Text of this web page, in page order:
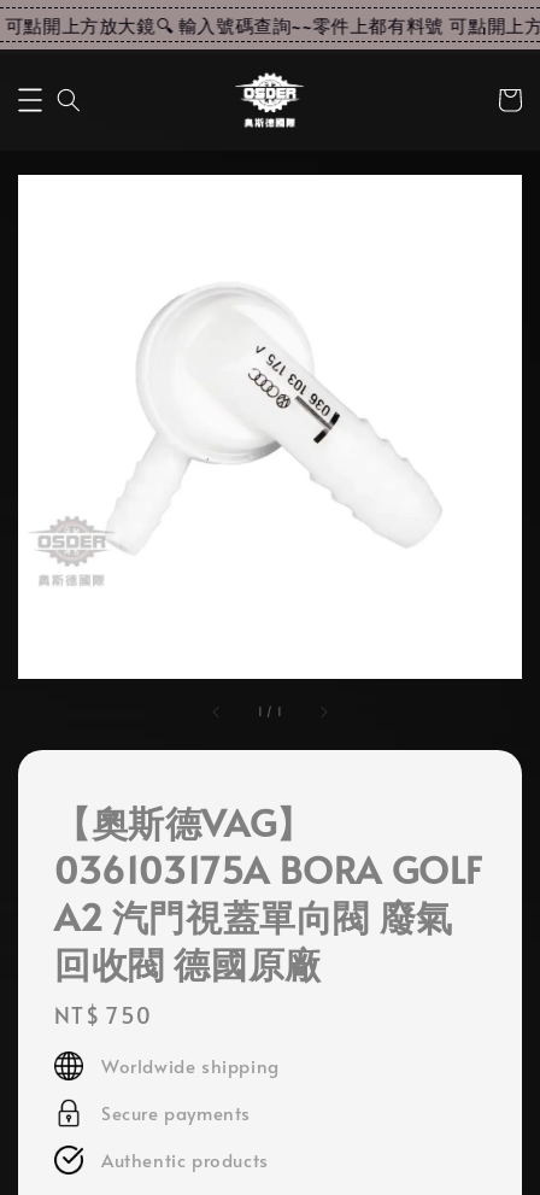
點開上方放大鏡🔍 輸入號碼查詢~~零件上都有料號 可點開上
1 / 1
【奧斯德VAG】
036103175A BORA GOLF
A2 汽門視蓋單向閥 廢氣
回收閥 德國原廠
Regular
price
NT$ 750
Worldwide shipping
Secure payments
Authentic products